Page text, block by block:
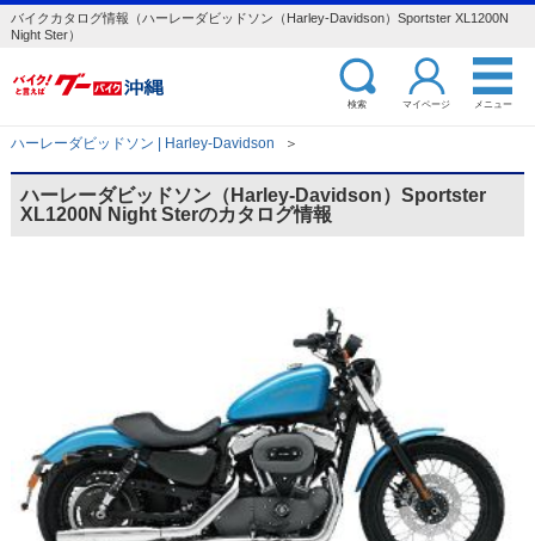
バイクカタログ情報（ハーレーダビッドソン（Harley-Davidson）Sportster XL1200N
Night Ster）
検索 マイページ メニュー
ハーレーダビッドソン | Harley-Davidson ＞
ハーレーダビッドソン（Harley-Davidson）Sportster
XL1200N Night Sterのカタログ情報